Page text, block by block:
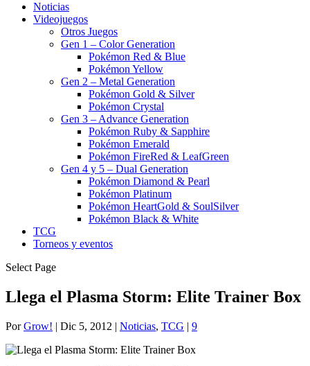
Noticias
Videojuegos
Otros Juegos
Gen 1 – Color Generation
Pokémon Red & Blue
Pokémon Yellow
Gen 2 – Metal Generation
Pokémon Gold & Silver
Pokémon Crystal
Gen 3 – Advance Generation
Pokémon Ruby & Sapphire
Pokémon Emerald
Pokémon FireRed & LeafGreen
Gen 4 y 5 – Dual Generation
Pokémon Diamond & Pearl
Pokémon Platinum
Pokémon HeartGold & SoulSilver
Pokémon Black & White
TCG
Torneos y eventos
Select Page
Llega el Plasma Storm: Elite Trainer Box
PorGrow! | Dic 5, 2012 | Noticias, TCG | 9